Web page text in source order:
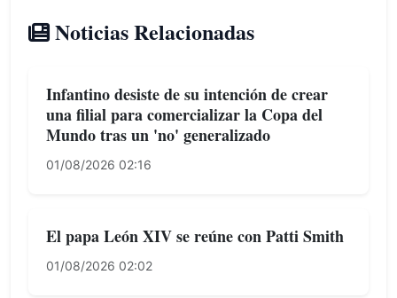
Noticias Relacionadas
Infantino desiste de su intención de crear
una filial para comercializar la Copa del
Mundo tras un 'no' generalizado
01/08/2026 02:16
El papa León XIV se reúne con Patti Smith
01/08/2026 02:02